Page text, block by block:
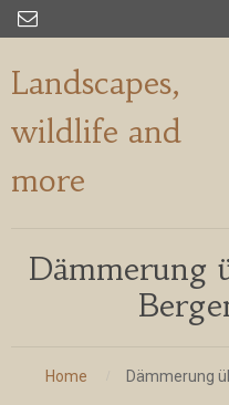

Landscapes,
wildlife and
more
Dämmerung
Home Dämmerung